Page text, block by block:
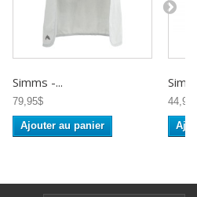
Simms -...
79,95$
Ajouter au panier